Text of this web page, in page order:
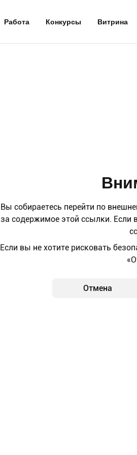
Работа Конкурсы Витрина
Вы собираетесь перейти по
за содержимое этой ссылки. Если
Если вы не хотите рисковать
Отмена